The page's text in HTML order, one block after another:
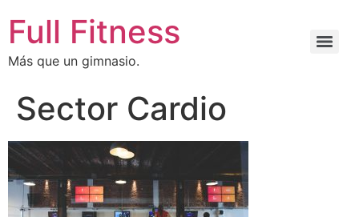
Full Fitness
Más que un gimnasio.
Sector Cardio